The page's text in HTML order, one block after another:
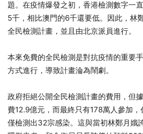
題。在疫情爆發之初，香港檢測數字一
5千，相比澳門的6千還要低。因此，林
全民檢測計畫，並且由北京派員進行。
本來免費的全民檢測是對抗疫情的重要
方式進行，導致計畫淪為鬧劇。
政府拒絕公開全民檢測計畫的費用，但
費12.9億元，而最終只有178萬人參加，
僅檢測出32宗感染。這與當初林鄭月娥